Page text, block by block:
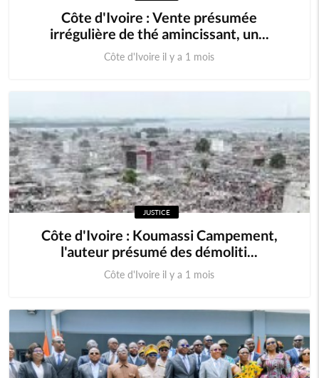
Côte d'Ivoire : Vente présumée
irrégulière de thé amincissant, un...
Côte d'Ivoire il y a 1 mois
JUSTICE
Côte d'Ivoire : Koumassi Campement,
l'auteur présumé des démoliti...
Côte d'Ivoire il y a 1 mois